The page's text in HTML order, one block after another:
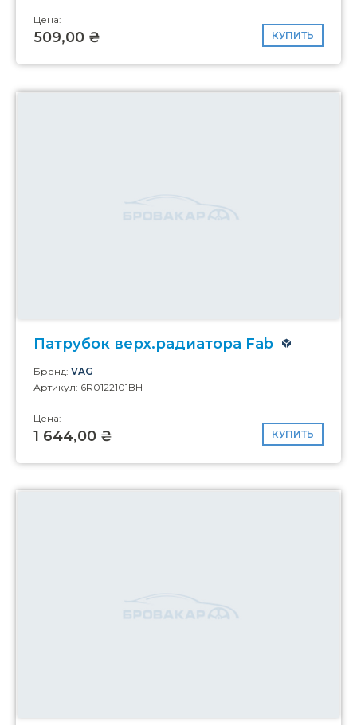
Цена:
509,00 ₴ КУПИТЬ
Патрубок верх.радиатора Fab
Бренд: VAG
Артикул: 6R0122101BH
Цена:
1 644,00 ₴ КУПИТЬ